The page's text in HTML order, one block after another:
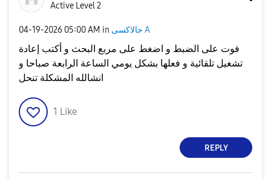
Active Level 2
‎04-19-2026 05:00 AM in جالاكسى A
فوت على الضبط و اضغط على مربع البحث و أكتب إعادة
تشغيل تلقائية و فعلها بشكل يومي الساعة الرابعة صباحا و
انشالله المشكلة تنحل
1 Like
REPLY